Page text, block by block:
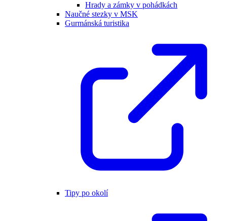
Hrady a zámky v pohádkách
Naučné stezky v MSK
Gurmánská turistika
Tipy po okolí